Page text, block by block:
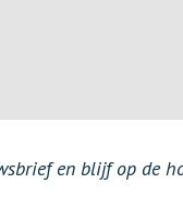
en blijf op de